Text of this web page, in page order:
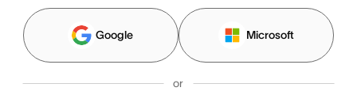
Google Microsoft
or